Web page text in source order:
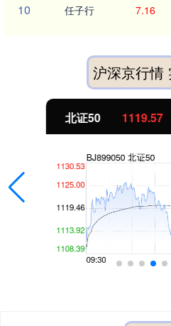
10 任子行 7.16
沪深京行情
北证50 1119.57